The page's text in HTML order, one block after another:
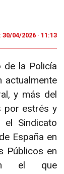
04/2026 · 11:13
de la Policía
actualmente
y más del
por estrés y
el Sindicato
España en
Públicos en
el que